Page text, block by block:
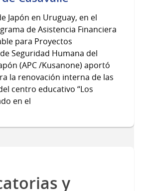
Japón en Uruguay, en el
de Asistencia Financiera
para Proyectos
Seguridad Humana del
(APC /Kusanone) aportó
la renovación interna de las
centro educativo “Los
en el
y